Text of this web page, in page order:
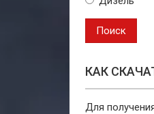
Поиск
КАК
Для